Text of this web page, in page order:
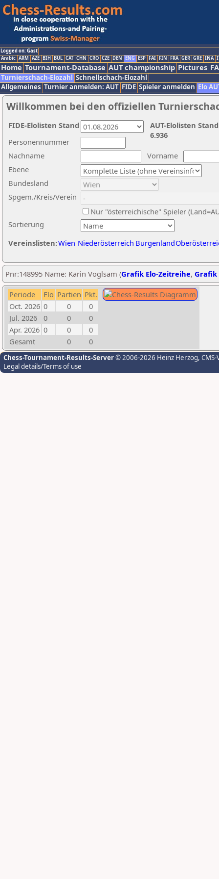
Logged on: Gast
Arabic ARM AZE BIH BUL CAT CHN CRO CZE DEN ENG ESP FAI FIN FRA GER GRE INA
Home Tournament-Database AUT championship Pictures
Turnierschach-Elozahl Schnellschach-Elozahl
Allgemeines Turnier anmelden: AUT FIDE Spieler anmelden Elo
Willkommen bei den offiziellen
Nachname
Vorname
Ebene
Sortierung
Personennummer
Bundesland
Spgem./Kreis/Verein
Nur "österreichische" Spieler
Vereinslisten:Wien Niederösterreich Burgenland
AUT-Elolisten
6.936
FIDE-Elolisten Stand
Pnr:148995 Name: Karin Voglsam (Grafik Elo-Zeitreihe, Grafik
Periode Elo Partien Pkt.
Oct. 2026 0 0
0
Jul. 2026
0 0
0
Apr. 2026 0 0
0
Gesamt
0 0
Chess-Tournament-Results-Server© 2006-2026 Heinz Herzog,
Legal details/Terms of use